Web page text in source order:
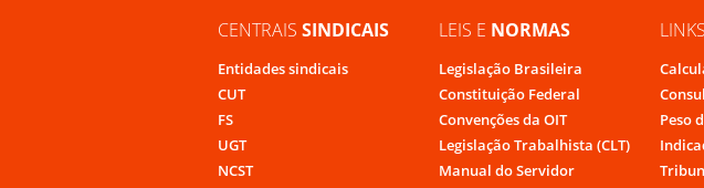
CENTRAIS SINDICAIS
Entidades sindicais
CUT
FS
UGT
NCST
LEIS E NORMAS
Legislação Brasileira
Constituição Federal
Convenções da OIT
Legislação Trabalhista (CLT)
Manual do Servidor
LINKS
Peso